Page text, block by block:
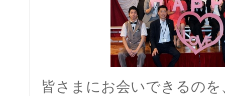
皆さまにお会いできるの